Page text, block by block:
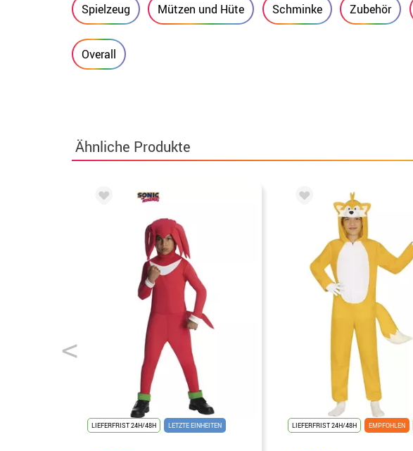
Spielzeug Mützen und Hüte Schminke Zubehör
Overall
Ähnliche Produkte
LIEFERFRIST 24H/48H LETZTE EINHEITEN LIEFERFRIST 24H/48H EMPFOHLEN